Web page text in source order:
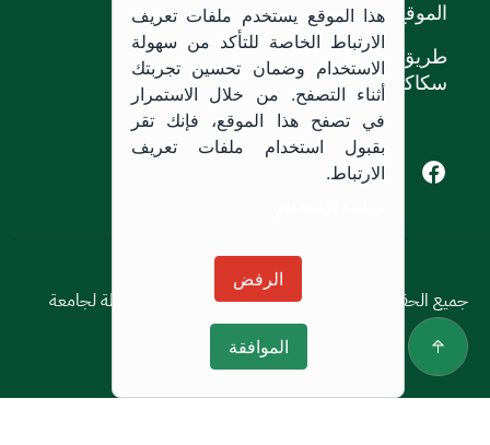
الموقع
طريق الملك خالد،
سكاكا, المملكة العربية السعودية.
Facebook of Jouf University
X of Jouf University
سياسة الاستخدام
جميع الحقوق محفوظة © 2026 جميع الحقوق محفوظة لجامعة
الجوف
هذا الموقع يستخدم ملفات تعريف
الارتباط الخاصة للتأكد من سهولة
الاستخدام وضمان تحسين تجربتك
أثناء التصفح. من خلال الاستمرار
في تصفح هذا الموقع، فإنك تقر
بقبول استخدام ملفات تعريف
الارتباط.
الرفض
الموافقة